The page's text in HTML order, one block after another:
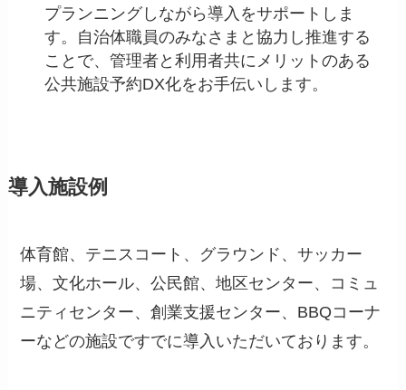
プランニングしながら導入をサポートしま
す。自治体職員のみなさまと協力し推進する
ことで、管理者と利用者共にメリットのある
公共施設予約DX化をお手伝いします。
導入施設例
体育館、テニスコート、グラウンド、サッカー
場、文化ホール、公民館、地区センター、コミュ
ニティセンター、創業支援センター、BBQコーナ
ーなどの施設ですでに導入いただいております。